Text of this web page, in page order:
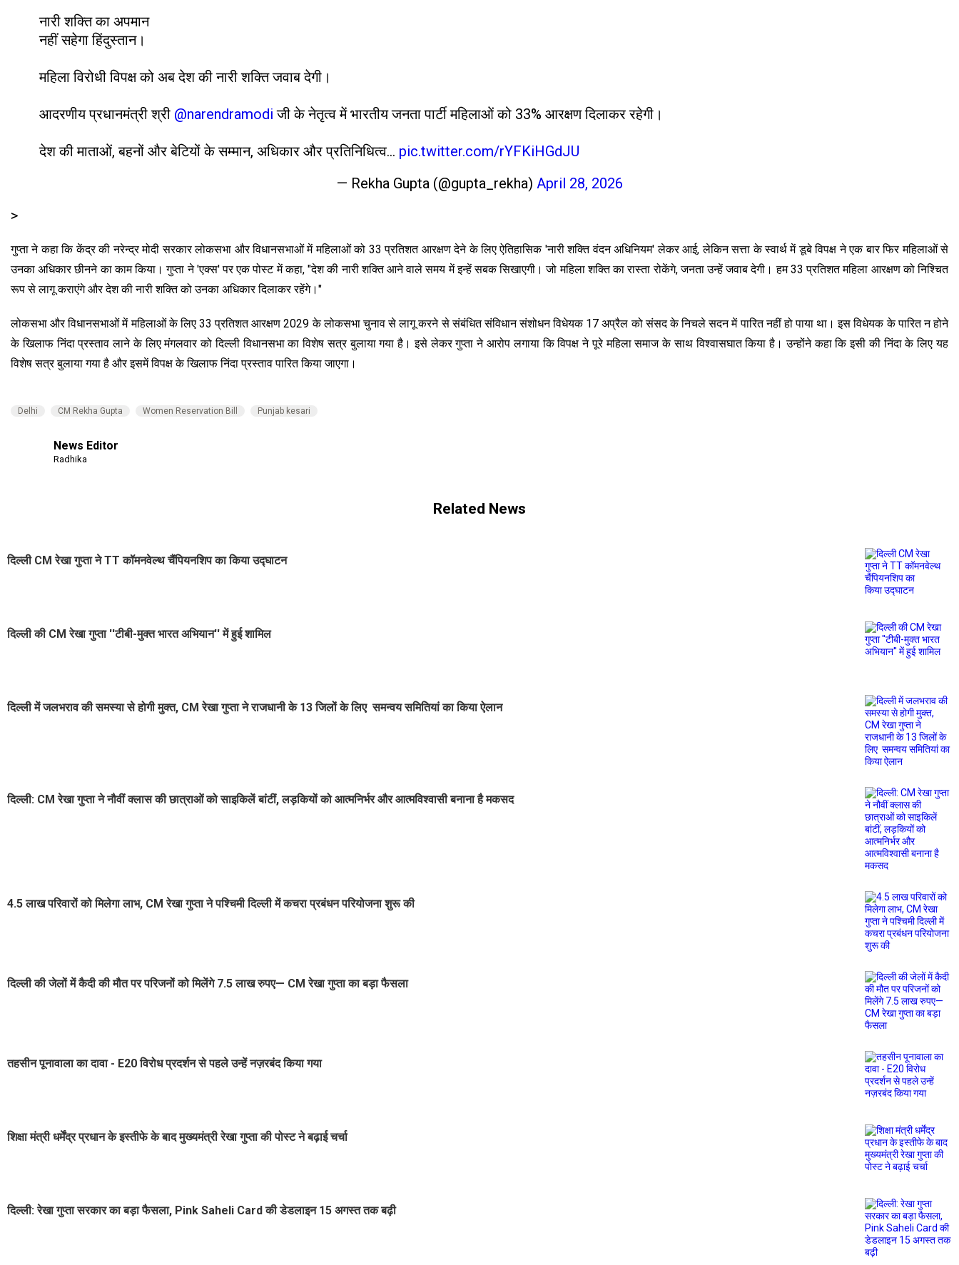
नारी शक्ति का अपमान
नहीं सहेगा हिंदुस्तान।
महिला विरोधी विपक्ष को अब देश की नारी शक्ति जवाब देगी।
आदरणीय प्रधानमंत्री श्री @narendramodi जी के नेतृत्व में भारतीय जनता पार्टी महिलाओं को 33% आरक्षण दिलाकर रहेगी।
देश की माताओं, बहनों और बेटियों के सम्मान, अधिकार और प्रतिनिधित्व… pic.twitter.com/rYFKiHGdJU
— Rekha Gupta (@gupta_rekha) April 28, 2026
>
गुप्ता ने कहा कि केंद्र की नरेन्द्र मोदी सरकार लोकसभा और विधानसभाओं में महिलाओं को 33 प्रतिशत आरक्षण देने के लिए ऐतिहासिक 'नारी शक्ति वंदन अधिनियम' लेकर आई, लेकिन सत्ता के स्वार्थ में डूबे विपक्ष ने एक बार फिर महिलाओं से
उनका अधिकार छीनने का काम किया। गुप्ता ने 'एक्स' पर एक पोस्ट में कहा, "देश की नारी शक्ति आने वाले समय में इन्हें सबक सिखाएगी। जो महिला शक्ति का रास्ता रोकेंगे, जनता उन्हें जवाब देगी। हम 33 प्रतिशत महिला आरक्षण को निश्चित
रूप से लागू कराएंगे और देश की नारी शक्ति को उनका अधिकार दिलाकर रहेंगे।"
लोकसभा और विधानसभाओं में महिलाओं के लिए 33 प्रतिशत आरक्षण 2029 के लोकसभा चुनाव से लागू करने से संबंधित संविधान संशोधन विधेयक 17 अप्रैल को संसद के निचले सदन में पारित नहीं हो पाया था। इस विधेयक के पारित न होने
के खिलाफ निंदा प्रस्ताव लाने के लिए मंगलवार को दिल्ली विधानसभा का विशेष सत्र बुलाया गया है। इसे लेकर गुप्ता ने आरोप लगाया कि विपक्ष ने पूरे महिला समाज के साथ विश्वासघात किया है। उन्होंने कहा कि इसी की निंदा के लिए यह
विशेष सत्र बुलाया गया है और इसमें विपक्ष के खिलाफ निंदा प्रस्ताव पारित किया जाएगा।
Delhi CM Rekha Gupta Women Reservation Bill Punjab kesari
News Editor
Radhika
Related News
दिल्ली CM रेखा गुप्ता ने TT कॉमनवेल्थ चैंपियनशिप का किया उद्घाटन
दिल्ली की CM रेखा गुप्ता ''टीबी-मुक्त भारत अभियान'' में हुई शामिल
दिल्ली में जलभराव की समस्या से होगी मुक्त, CM रेखा गुप्ता ने राजधानी के 13 जिलों के लिए समन्वय समितियां का किया ऐलान
दिल्ली: CM रेखा गुप्ता ने नौवीं क्लास की छात्राओं को साइकिलें बांटीं, लड़कियों को आत्मनिर्भर और आत्मविश्वासी बनाना है मकसद
4.5 लाख परिवारों को मिलेगा लाभ, CM रेखा गुप्ता ने पश्चिमी दिल्ली में कचरा प्रबंधन परियोजना शुरू की
दिल्ली की जेलों में कैदी की मौत पर परिजनों को मिलेंगे 7.5 लाख रुपए— CM रेखा गुप्ता का बड़ा फैसला
तहसीन पूनावाला का दावा - E20 विरोध प्रदर्शन से पहले उन्हें नज़रबंद किया गया
शिक्षा मंत्री धर्मेंद्र प्रधान के इस्तीफे के बाद मुख्यमंत्री रेखा गुप्ता की पोस्ट ने बढ़ाई चर्चा
दिल्ली: रेखा गुप्ता सरकार का बड़ा फैसला, Pink Saheli Card की डेडलाइन 15 अगस्त तक बढ़ी